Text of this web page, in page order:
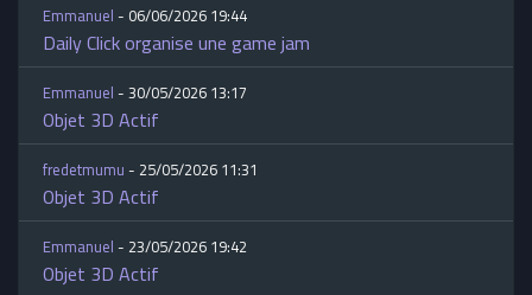
Emmanuel- 06/06/2026 19:44
Daily Click organise une game jam
Emmanuel- 30/05/2026 13:17
Objet 3D Actif
fredetmumu- 25/05/2026 11:31
Objet 3D Actif
Emmanuel- 23/05/2026 19:42
Objet 3D Actif